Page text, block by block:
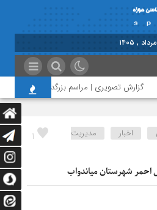
گزارش تصویری | مراسم بزرگداشت امام مجاهد
1 اخبار
مدیریت
احمر شهرستان میاندواب